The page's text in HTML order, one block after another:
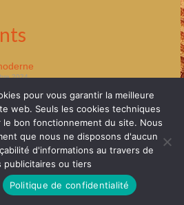
2024
bibliothèque
RGPD
pour vous garantir la meilleure
web. Seuls les cookies techniques
bon fonctionnement du site. Nous
que nous ne disposons d'aucun
d'informations au travers de
publicitaires ou tiers
Politique de confidentialité